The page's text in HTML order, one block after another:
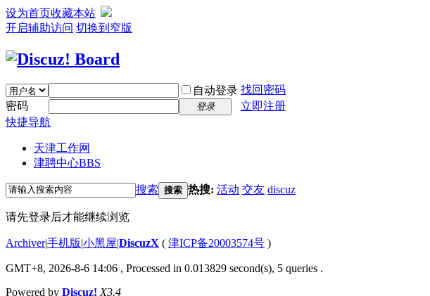
设为首页收藏本站
开启辅助访问 切换到窄版
自动登录 找回密码
密码
登录
立即注册
快捷导航
天津工作网
津聘中心BBS
搜索 搜索 热搜: 活动 交友 discuz
请先登录后才能继续浏览
Archiver|手机版|小黑屋|DiscuzX ( 津ICP备20003574号 )
GMT+8, 2026-8-6 14:06 , Processed in 0.013829 second(s), 5 queries .
Powered by Discuz! X3.4